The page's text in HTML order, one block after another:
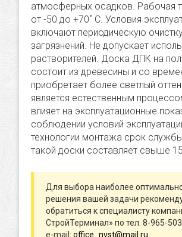
атмосферных осадков. Рабочая
от -50 до +70˚ C. Условия
включают периодическую
загрязнений. Не допускает
растворителей. Доска ДПК на
состоит из древесины и со
приобретает более светлый
является естественным
влияет на эксплуатационные
соблюдении условий
технологии монтажа срок
такой доски составляет свыше
Для выбора наиболее
решения вашей задачи
обратиться к специалисту
СтройТерминал» по тел. 8-965-
e-mail: office_nvst@mail.ru